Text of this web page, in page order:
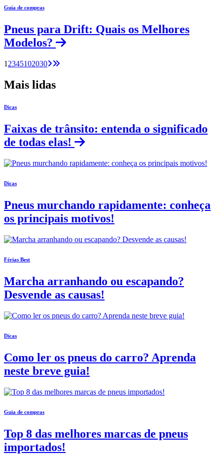
Guia de compras
Pneus para Drift: Quais os Melhores
Modelos?
1 2345102030
Mais lidas
Dicas
Faixas de trânsito: entenda o significado
de todas elas!
Dicas
Pneus murchando rapidamente: conheça
os principais motivos!
Férias Best
Marcha arranhando ou escapando?
Desvende as causas!
Dicas
Como ler os pneus do carro? Aprenda
neste breve guia!
Guia de compras
Top 8 das melhores marcas de pneus
importados!